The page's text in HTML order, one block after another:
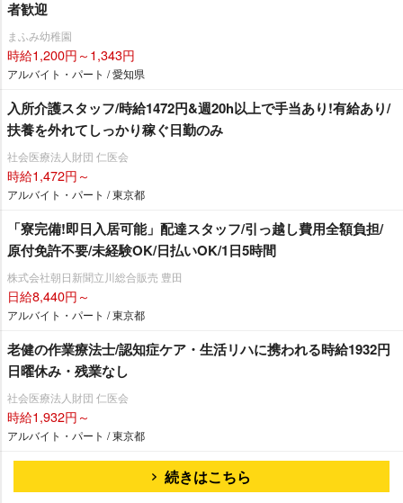
者歓迎
まふみ幼稚園
時給1,200円～1,343円
アルバイト・パート / 愛知県
入所介護スタッフ/時給1472円&週20h以上で手当あり!有給あり/
扶養を外れてしっかり稼ぐ日勤のみ
社会医療法人財団 仁医会
時給1,472円～
アルバイト・パート / 東京都
「寮完備!即日入居可能」配達スタッフ/引っ越し費用全額負担/
原付免許不要/未経験OK/日払いOK/1日5時間
株式会社朝日新聞立川総合販売 豊田
日給8,440円～
アルバイト・パート / 東京都
老健の作業療法士/認知症ケア・生活リハに携われる時給1932円
日曜休み・残業なし
社会医療法人財団 仁医会
時給1,932円～
アルバイト・パート / 東京都
続きはこちら